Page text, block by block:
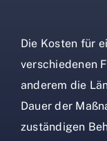
Die Kosten für
verschiedenen
anderem die
Dauer der
zuständigen